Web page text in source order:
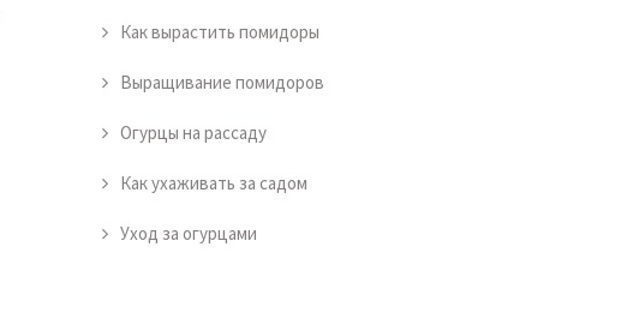
Как вырастить помидоры
Выращивание помидоров
Огурцы на рассаду
Как ухаживать за садом
Уход за огурцами